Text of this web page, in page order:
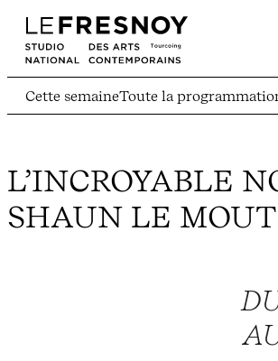
Cette semaineToute la
L’INCROYABLE
SHAUN LE